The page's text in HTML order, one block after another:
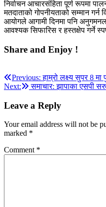
निर्वाचन आचारसंहिता पूर्ण रूपमा
मतदाताको गोपनीयताको सम्मान गर्न
आयोगले आगामी दिनमा पनि
आवश्यक सिफारिस र हस्तक्षेप गर्ने
Share and Enjoy !
Post
navigation
Previous: हाम्रो लक्ष्य सुपर 8
Next:
समाचार: झापाका एसपी
Leave a Reply
Your email address will not be
marked *
Comment *